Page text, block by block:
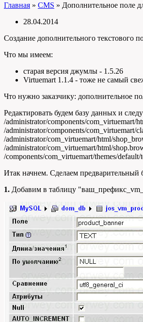
Главная » CMS » Дополнительное поле
28.04.2014
Создание дополнительного текстового
Что мы имеем:
старая версия джумлы - 1.5.26
Virtuemart 1.1.4 - тоже не самый
Что нужно заказчику: дополнительное
Редактировать будем базу данных и
/administrator/components/com_virtuemart/
/administrator/components/com_virtuemart/
/administrator/com_virtuemart/html/
/administrator/com_virtuemart/html/
/components/com_virtuemart/themes/
Итак начнем. Сделаем предварительный
1. Добавим в таблицу